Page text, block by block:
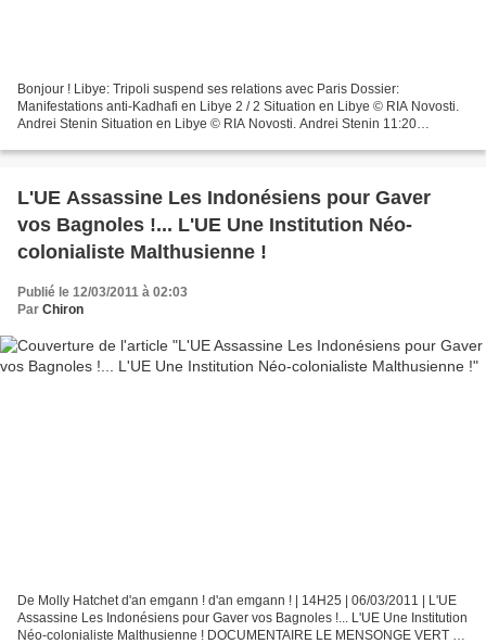
Bonjour ! Libye: Tripoli suspend ses relations avec Paris Dossier:
Manifestations anti-Kadhafi en Libye 2 / 2 Situation en Libye © RIA Novosti.
Andrei Stenin Situation en Libye © RIA Novosti. Andrei Stenin 11:20
L'UE Assassine Les Indonésiens pour Gaver
vos Bagnoles !... L'UE Une Institution Néo-
colonialiste Malthusienne !
Publié le 12/03/2011 à 02:03
Par Chiron
De Molly Hatchet d'an emgann ! d'an emgann ! | 14H25 | 06/03/2011 | L'UE
Assassine Les Indonésiens pour Gaver vos Bagnoles !... L'UE Une Institution
Néo-colonialiste Malthusienne ! DOCUMENTAIRE LE MENSONGE VERT 1